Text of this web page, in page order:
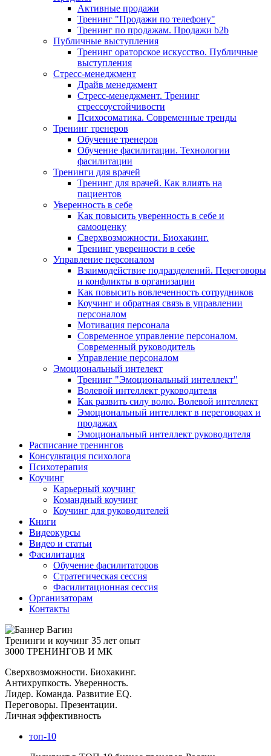
Активные продажи
Тренинг "Продажи по телефону"
Тренинг по продажам. Продажи b2b
Публичные выступления
Тренинг ораторское искусство. Публичные
выступления
Стресс-менеджмент
Драйв менеджмент
Стресс-менеджмент. Тренинг
стрессоустойчивости
Психосоматика. Современные тренды
Тренинг тренеров
Обучение тренеров
Обучение фасилитации. Технологии
фасилитации
Тренинги для врачей
Тренинг для врачей. Как влиять на
пациентов
Уверенность в себе
Как повысить уверенность в себе и
самооценку
Сверхвозможности. Биохакинг.
Тренинг уверенности в себе
Управление персоналом
Взаимодействие подразделений. Переговоры
и конфликты в организации
Как повысить вовлеченность сотрудников
Коучинг и обратная связь в управлении
персоналом
Мотивация персонала
Современное управление персоналом.
Современный руководитель
Управление персоналом
Эмоциональный интелект
Тренинг "Эмоциональный интеллект"
Волевой интеллект руководителя
Как развить силу волю. Волевой интеллект
Эмоциональный интеллект в переговорах и
продажах
Эмоциональный интеллект руководителя
Расписание тренингов
Консультация психолога
Психотерапия
Коучинг
Карьерный коучинг
Командный коучинг
Коучинг для руководителей
Книги
Видеокурсы
Видео и статьи
Фасилитация
Обучение фасилитаторов
Стратегическая сессия
Фасилитационная сессия
Организаторам
Контакты
Тренинги и коучинг 35 лет опыт
3000 ТРЕНИНГОВ И МК
Сверхвозможности. Биохакинг.
Антихрупкость. Уверенность.
Лидер. Команда. Развитие EQ.
Переговоры. Презентации.
Личная эффективность
топ-10